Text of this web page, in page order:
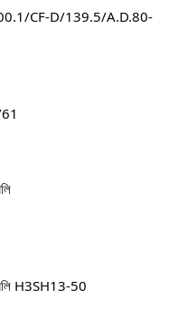
CF-D/139.5/A.D.80-
H3SH13-50